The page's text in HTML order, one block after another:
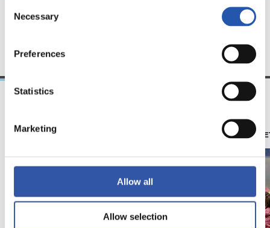
Selection
Necessary
Preferences
Statistics
Marketing
Allow all
Allow selection
28/12/2024
苏维塔（